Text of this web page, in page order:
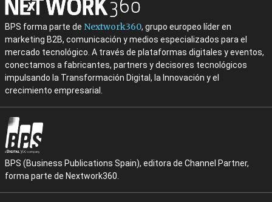
BPS forma parte de Nextwork360, grupo europeo líder en
marketing B2B, comunicación y medios especializados para el
mercado tecnológico. A través de plataformas digitales y eventos,
conectamos a fabricantes, partners y decisores tecnológicos
impulsando la Transformación Digital, la Innovación y el
crecimiento empresarial.
BPS (Business Publications Spain), editora de Channel Partner,
forma parte de Nextwork360.